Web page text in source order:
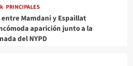
PRINCIPALES
entre Mamdani y Espaillat
aparición junto a la
del NYPD